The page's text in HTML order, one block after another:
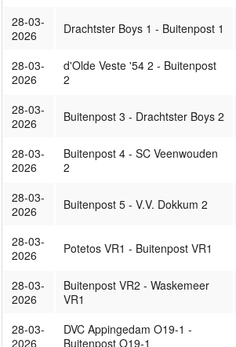
28-03-
2026
Drachtster Boys 1 - Buitenpost 1
28-03-
2026
d'Olde Veste '54 2 - Buitenpost
2
28-03-
2026
Buitenpost 3 - Drachtster Boys 2
28-03-
2026
Buitenpost 4 - SC Veenwouden
2
28-03-
2026
Buitenpost 5 - V.V. Dokkum 2
28-03-
2026
Potetos VR1 - Buitenpost VR1
28-03-
2026
Buitenpost VR2 - Waskemeer
VR1
28-03-
2026
DVC Appingedam O19-1 -
Buitenpost O19-1